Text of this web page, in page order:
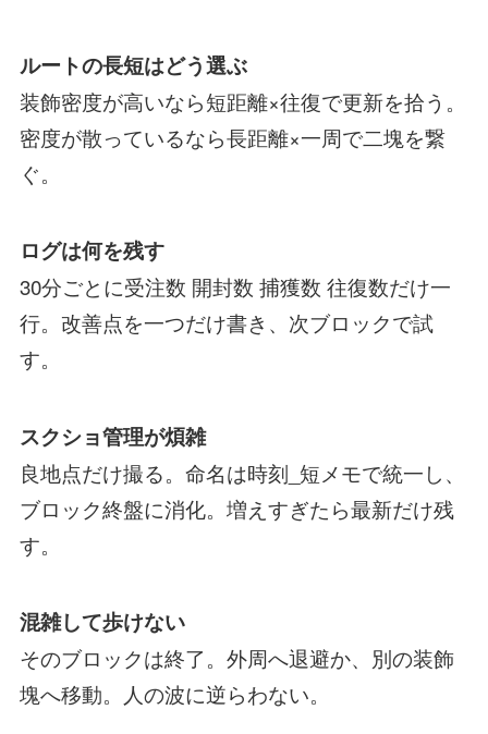
ルートの長短はどう選ぶ
装飾密度が高いなら短距離×往復で更新を拾う。
密度が散っているなら長距離×一周で二塊を繋
ぐ。
ログは何を残す
30分ごとに受注数 開封数 捕獲数 往復数だけ一
行。改善点を一つだけ書き、次ブロックで試
す。
スクショ管理が煩雑
良地点だけ撮る。命名は時刻_短メモで統一し、
ブロック終盤に消化。増えすぎたら最新だけ残
す。
混雑して歩けない
そのブロックは終了。外周へ退避か、別の装飾
塊へ移動。人の波に逆らわない。